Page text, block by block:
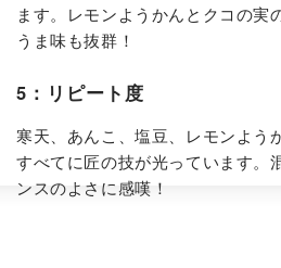
ます。レモンようかんとクコの実
うま味も抜群！
5：リピート度
寒天、あんこ、塩豆、レモンよう
すべてに匠の技が光っています。
ンスのよさに感嘆！